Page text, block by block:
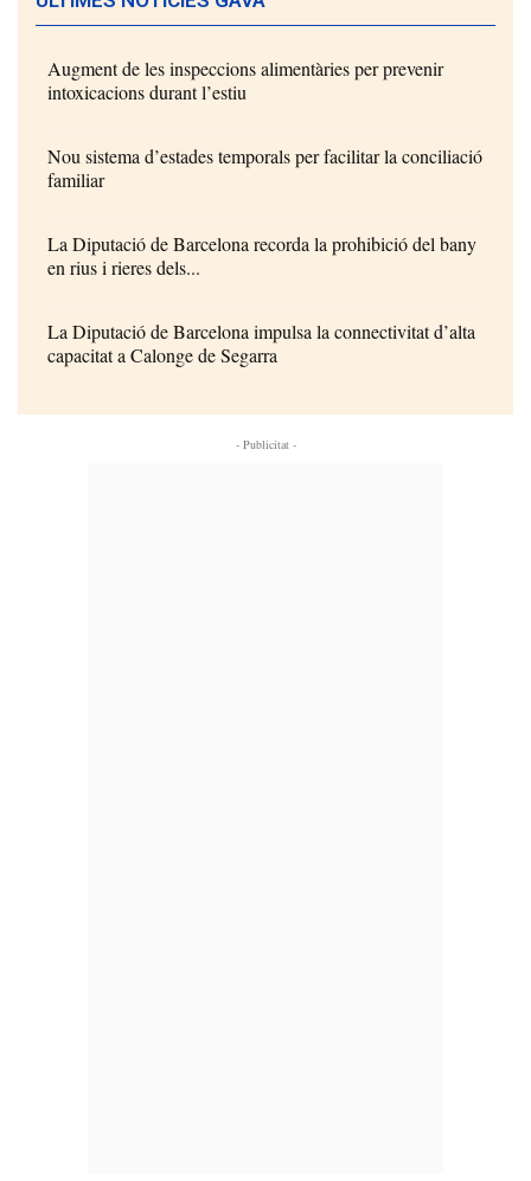
Augment de les inspeccions alimentàries per prevenir
intoxicacions durant l’estiu
Nou sistema d’estades temporals per facilitar la conciliació
familiar
La Diputació de Barcelona recorda la prohibició del bany
en rius i rieres dels...
La Diputació de Barcelona impulsa la connectivitat d’alta
capacitat a Calonge de Segarra
- Publicitat -